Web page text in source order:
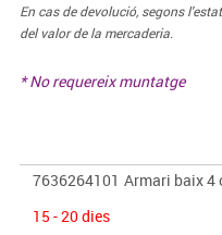
En cas de devolució, segons
del valor de la mercaderia.
* No requereix muntatge
7636264101 Armari baix 4
15 - 20 dies